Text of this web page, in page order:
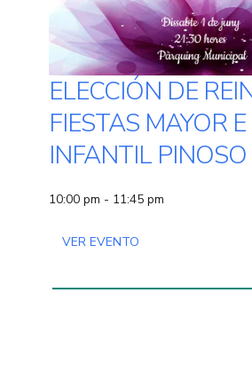
ELECCIÓN DE
FIESTAS MAYOR E
INFANTIL
10:00 pm - 11:45 pm
VER EVENTO